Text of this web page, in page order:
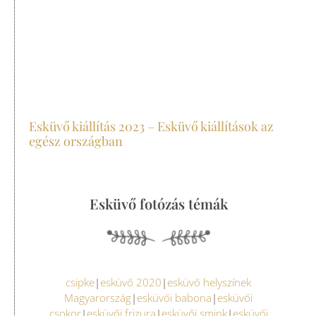
Esküvő kiállítás 2023 – Esküvő kiállítások az
egész országban
Esküvő fotózás témák
csipke| esküvő 2020 | esküvő helyszínek
Magyarország| esküvői babona | esküvői
csokor| esküvői frizura | esküvői smink| esküvői